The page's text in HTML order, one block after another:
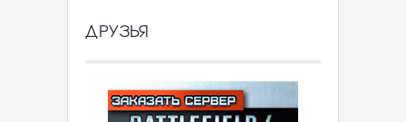
ДРУЗЬЯ